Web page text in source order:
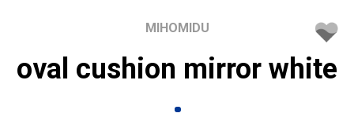
MIHOMIDU
oval cushion mirror white